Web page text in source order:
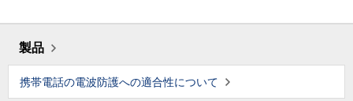
製品
携帯電話の電波防護への適合性について